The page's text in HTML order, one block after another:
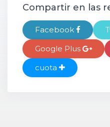
Compartir en las
Facebook
Google Plus
cuota